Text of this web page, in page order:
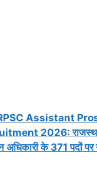
Assistant
2026:
के 371 पदों पर